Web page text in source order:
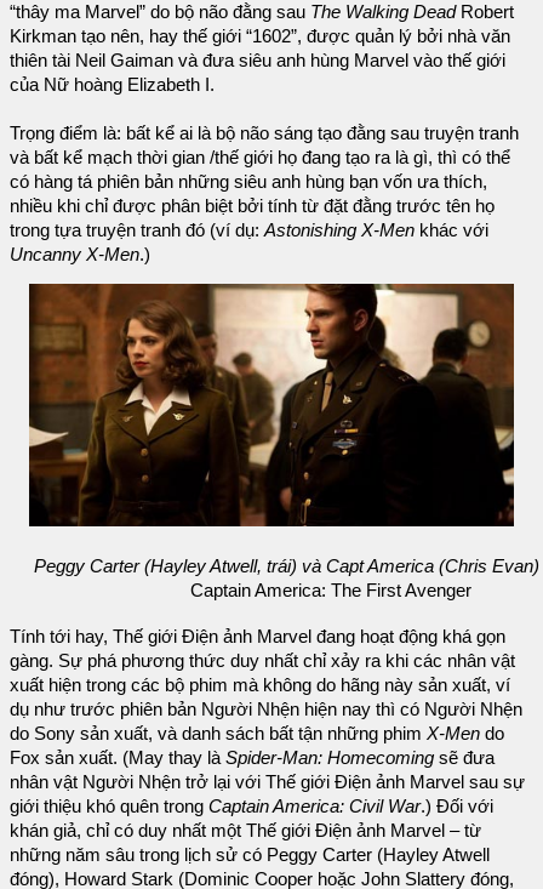
“thây ma Marvel” do bộ não đằng sau The Walking Dead Robert
Kirkman tạo nên, hay thế giới “1602”, được quản lý bởi nhà văn
thiên tài Neil Gaiman và đưa siêu anh hùng Marvel vào thế giới
của Nữ hoàng Elizabeth I.
Trọng điểm là: bất kể ai là bộ não sáng tạo đằng sau truyện tranh
và bất kể mạch thời gian /thế giới họ đang tạo ra là gì, thì có thể
có hàng tá phiên bản những siêu anh hùng bạn vốn ưa thích,
nhiều khi chỉ được phân biệt bởi tính từ đặt đằng trước tên họ
trong tựa truyện tranh đó (ví dụ: Astonishing X-Men khác với
Uncanny X-Men.)
Peggy Carter (Hayley Atwell, trái) và Capt America (Chris
Captain America: The First Avenger
Tính tới hay, Thế giới Điện ảnh Marvel đang hoạt động khá gọn
gàng. Sự phá phương thức duy nhất chỉ xảy ra khi các nhân vật
xuất hiện trong các bộ phim mà không do hãng này sản xuất, ví
dụ như trước phiên bản Người Nhện hiện nay thì có Người Nhện
do Sony sản xuất, và danh sách bất tận những phim X-Men do
Fox sản xuất. (May thay là Spider-Man: Homecoming sẽ đưa
nhân vật Người Nhện trở lại với Thế giới Điện ảnh Marvel sau sự
giới thiệu khó quên trong Captain America: Civil War.) Đối với
khán giả, chỉ có duy nhất một Thế giới Điện ảnh Marvel – từ
những năm sâu trong lịch sử có Peggy Carter (Hayley Atwell
đóng), Howard Stark (Dominic Cooper hoặc John Slattery đóng,